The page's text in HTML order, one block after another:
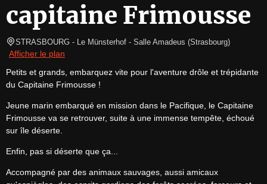
capitaine Frimousse
STRASBOURG - Le Münsterhof - Salle Amadeus (Strasbourg)
Afficher le plan
Petits et grands, embarquez vite pour l'aventure drôle et trépidante
du Capitaine Frimousse !
Jeune marin embarqué en mission dans le Pacifique, le Capitaine
Frimousse va se retrouver, suite à une immense tempête, échoué
sur île déserte.
Enfin, pas si déserte que ça...
Accompagné par des animaux sauvages, aussi amicaux